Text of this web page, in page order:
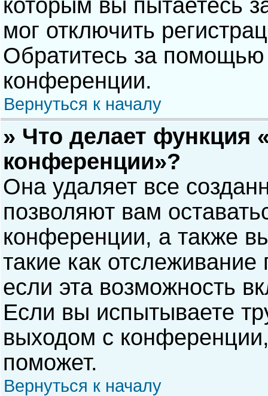
которым вы пытаетесь
мог отключить
Обратитесь за помощью
конференции.
Вернуться к началу
» Что делает функция
конференции»?
Она удаляет все
позволяют вам
конференции, а также
такие как
если эта возможность
Если вы испытываете
выходом с
поможет.
Вернуться к началу